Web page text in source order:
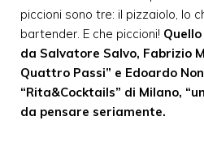
piccioni sono tre: il pizzaiolo, lo
bartender. E che piccioni!
da Salvatore Salvo, Fabrizio
Quattro Passi” e Edoardo
“Rita&Cocktails” di Milano,
da pensare seriamente.